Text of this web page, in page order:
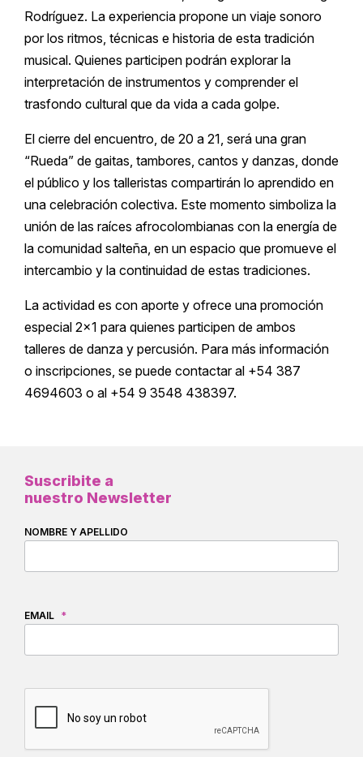
Rodríguez. La experiencia propone un viaje sonoro
por los ritmos, técnicas e historia de esta tradición
musical. Quienes participen podrán explorar la
interpretación de instrumentos y comprender el
trasfondo cultural que da vida a cada golpe.
El cierre del encuentro, de 20 a 21, será una gran
“Rueda” de gaitas, tambores, cantos y danzas, donde
el público y los talleristas compartirán lo aprendido en
una celebración colectiva. Este momento simboliza la
unión de las raíces afrocolombianas con la energía de
la comunidad salteña, en un espacio que promueve el
intercambio y la continuidad de estas tradiciones.
La actividad es con aporte y ofrece una promoción
especial 2×1 para quienes participen de ambos
talleres de danza y percusión. Para más información
o inscripciones, se puede contactar al +54 387
4694603 o al +54 9 3548 438397.
Suscribite a
nuestro Newsletter
NOMBRE Y APELLIDO
EMAIL *
CAPTCHA